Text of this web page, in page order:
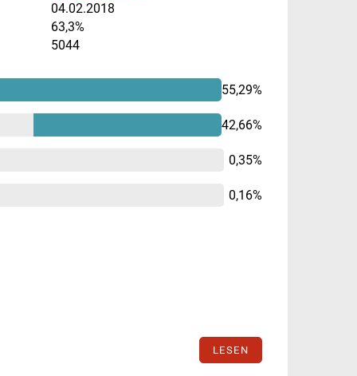
04.02.2018
63,3%
5044
55,29%
42,66%
0,35%
0,16%
LESEN